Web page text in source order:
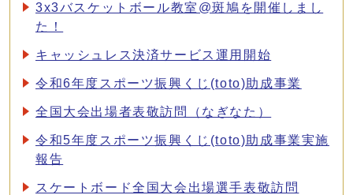
3x3バスケットボール教室@斑鳩を開催しまし
た！
キャッシュレス決済サービス運用開始
令和6年度スポーツ振興くじ(toto)助成事業
全国大会出場者表敬訪問（なぎなた）
令和5年度スポーツ振興くじ(toto)助成事業実施
報告
スケートボード全国大会出場選手表敬訪問